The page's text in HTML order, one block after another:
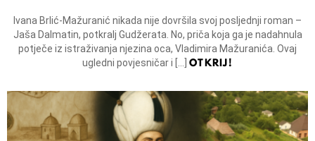
Ivana Brlić-Mažuranić nikada nije dovršila svoj posljednji roman –
Jaša Dalmatin, potkralj Gudžerata. No, priča koja ga je nadahnula
potječe iz istraživanja njezina oca, Vladimira Mažuranića. Ovaj
ugledni povjesničar i […] OTKRIJ!